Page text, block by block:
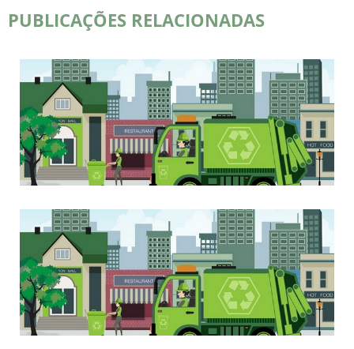
PUBLICAÇÕES RELACIONADAS